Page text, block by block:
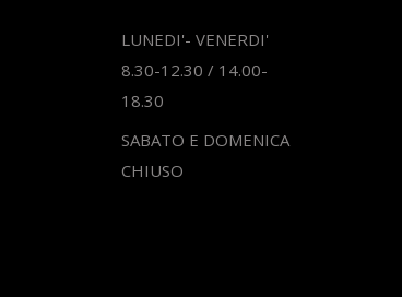
LUNEDI'- VENERDI'
8.30-12.30 / 14.00-
18.30
SABATO E DOMENICA
CHIUSO